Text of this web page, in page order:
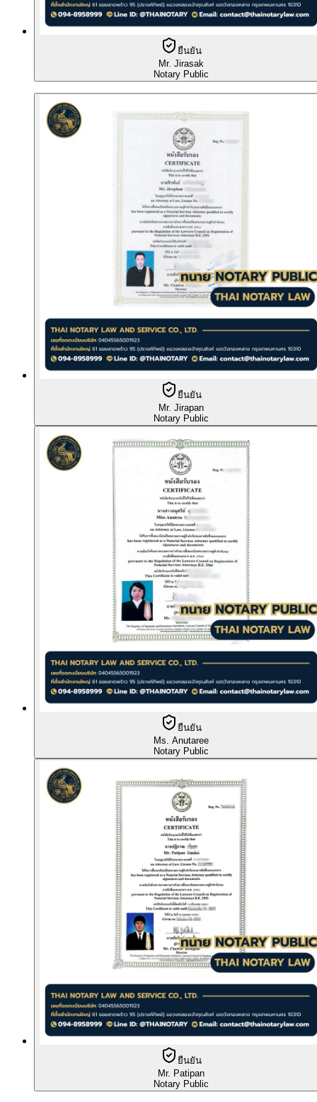
ยืนยัน
Mr. Jirasak
Notary Public
ยืนยัน
Mr. Jirapan
Notary Public
ยืนยัน
Ms. Anutaree
Notary Public
ยืนยัน
Mr. Patipan
Notary Public